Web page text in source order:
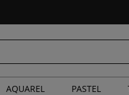
AQUAREL PASTEL